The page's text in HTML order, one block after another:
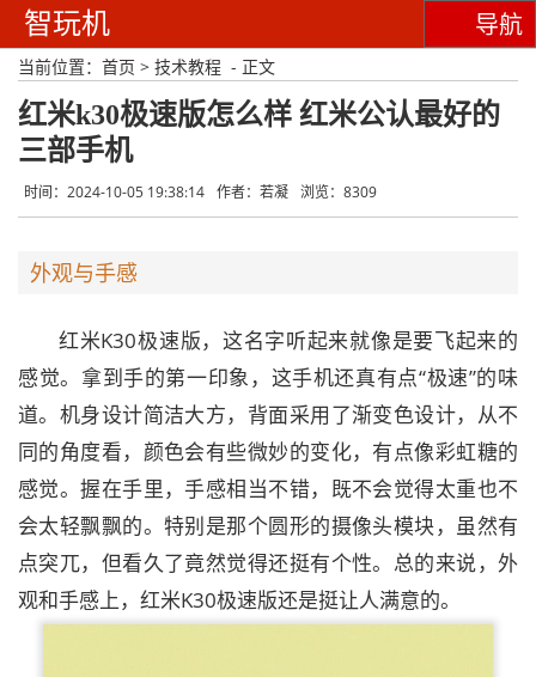
智玩机 导航
当前位置： 首页 > 技术教程 - 正文
红米k30极速版怎么样 红米公认最好的
三部手机
时间：2024-10-05 19:38:14 作者：若凝 浏览：8309
外观与手感
红米K30极速版，这名字听起来就像是要飞起来的
感觉。拿到手的第一印象，这手机还真有点“极速”的味
道。机身设计简洁大方，背面采用了渐变色设计，从不
同的角度看，颜色会有些微妙的变化，有点像彩虹糖的
感觉。握在手里，手感相当不错，既不会觉得太重也不
会太轻飘飘的。特别是那个圆形的摄像头模块，虽然有
点突兀，但看久了竟然觉得还挺有个性。总的来说，外
观和手感上，红米K30极速版还是挺让人满意的。